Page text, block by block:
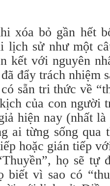
xóa bỏ gần hết
lịch sử như một
kết với nguyên
đẩy trách nhiệm
sẵn tri thức về
của con người
hiện nay (nhất
ai từng sống qua
hoặc gián tiếp
họ sẽ tự
biết vì sao có